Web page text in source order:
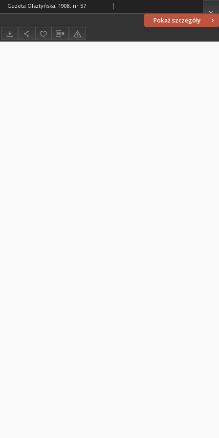
Pokaż szczegóły
Gazeta Olsztyńska, 1908, nr 57